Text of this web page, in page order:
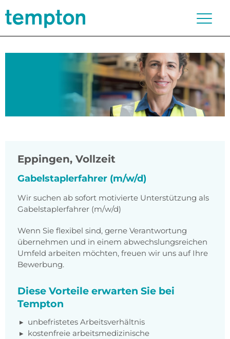
Eppingen, Vollzeit
Gabelstaplerfahrer (m/w/d)
Wir suchen ab sofort motivierte Unterstützung als
Gabelstaplerfahrer (m/w/d)
Wenn Sie flexibel sind, gerne Verantwortung
übernehmen und in einem abwechslungsreichen
Umfeld arbeiten möchten, freuen wir uns auf Ihre
Bewerbung.
Diese Vorteile erwarten Sie bei
Tempton
unbefristetes Arbeitsverhältnis
kostenfreie arbeitsmedizinische